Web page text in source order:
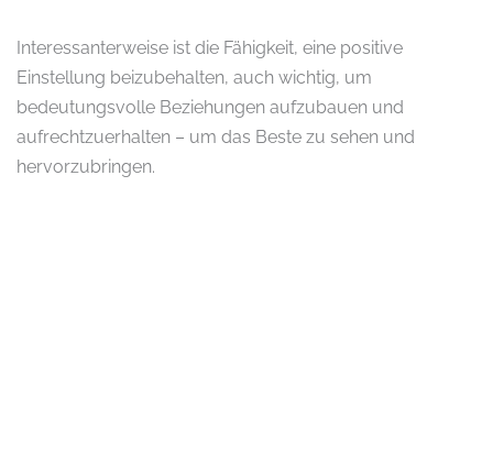
Interessanterweise ist die Fähigkeit, eine positive
Einstellung beizubehalten, auch wichtig, um
bedeutungsvolle Beziehungen aufzubauen und
aufrechtzuerhalten – um das Beste zu sehen und
hervorzubringen.